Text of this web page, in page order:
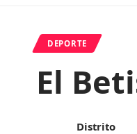
DEPORTE
El
Distrito